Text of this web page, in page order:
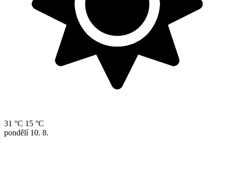
31 °C 15 °C
pondělí 10. 8.